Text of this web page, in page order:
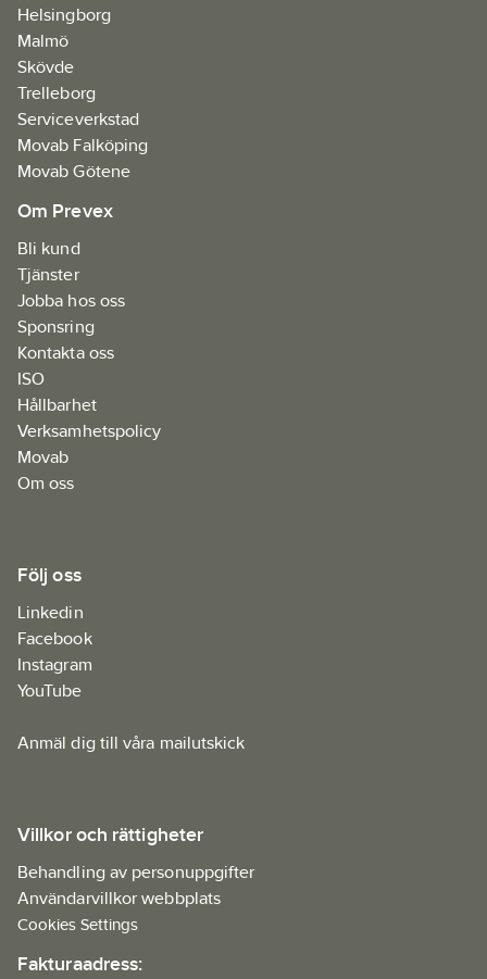
Helsingborg
Malmö
Skövde
Trelleborg
Serviceverkstad
Movab Falköping
Movab Götene
Om Prevex
Bli kund
Tjänster
Jobba hos oss
Sponsring
Kontakta oss
ISO
Hållbarhet
Verksamhetspolicy
Movab
Om oss
Följ oss
Linkedin
Facebook
Instagram
YouTube
Anmäl dig till våra mailutskick
Villkor och rättigheter
Behandling av personuppgifter
Användarvillkor webbplats
Cookies Settings
Fakturaadress: